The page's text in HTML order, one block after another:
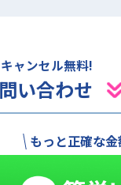
ャンセル無料!
い合わせ
もっと正確な